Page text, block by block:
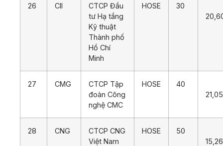
26 CII
CTCP Đầu
tư Hạ tầng
Kỹ thuật
Thành phố
Hồ Chí
Minh
HOSE
30
27 CMG
CTCP Tập
đoàn Công
nghệ CMC
HOSE
40
28 CNG
CTCP CNG
Việt Nam
HOSE
50